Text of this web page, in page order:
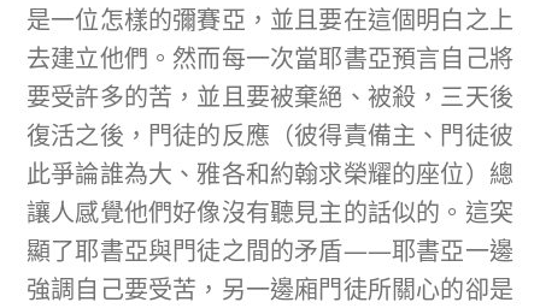
是一位怎樣的彌賽亞，並且要在這個明白之上
去建立他們。然而每一次當耶書亞預言自己將
要受許多的苦，並且要被棄絕、被殺，三天後
復活之後，門徒的反應（彼得責備主、門徒彼
此爭論誰為大、雅各和約翰求榮耀的座位）總
讓人感覺他們好像沒有聽見主的話似的。這突
顯了耶書亞與門徒之間的矛盾——耶書亞一邊
強調自己要受苦，另一邊廂門徒所關心的卻是